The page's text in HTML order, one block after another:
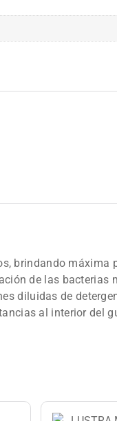
brindando máxima
de las bacterias
diluidas de
al interior del